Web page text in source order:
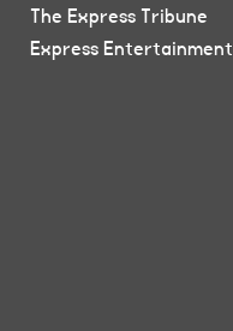
The Express Tribune
Express Entertainment